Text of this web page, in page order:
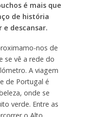
é mais que
de história
e descansar.
nos de
se vê a rede do
A viagem
de Portugal é
onde se
verde. Entre as